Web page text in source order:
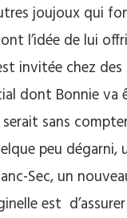
joujoux qui
ont l’idée de lui
invitée chez
dont Bonnie
sans
peu dégarni,
Sec, un
est